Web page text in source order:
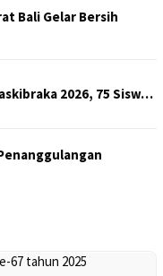
Bali Gelar Bersih
2026, 75 Sisw…